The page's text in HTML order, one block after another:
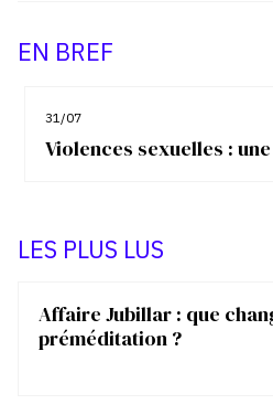
EN BREF
31/07
Violences sexuelles :
LES PLUS LUS
Affaire Jubillar : que
préméditation ?